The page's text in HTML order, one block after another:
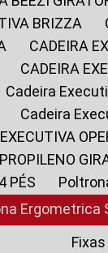
BRIZZA
CADEIRA
CADEIRA
Cadeira
Cadeira
EXECUTIVA
PÉS
Fixas